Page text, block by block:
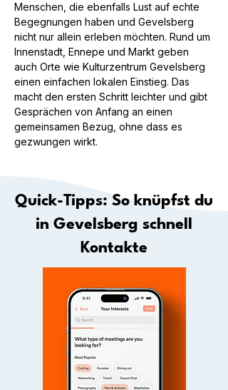
Menschen, die ebenfalls Lust auf echte
Begegnungen haben und Gevelsberg
nicht nur allein erleben möchten. Rund um
Innenstadt, Ennepe und Markt geben
auch Orte wie Kulturzentrum Gevelsberg
einen einfachen lokalen Einstieg. Das
macht den ersten Schritt leichter und gibt
Gesprächen von Anfang an einen
gemeinsamen Bezug, ohne dass es
gezwungen wirkt.
Quick-Tipps: So knüpfst du
in Gevelsberg schnell
Kontakte